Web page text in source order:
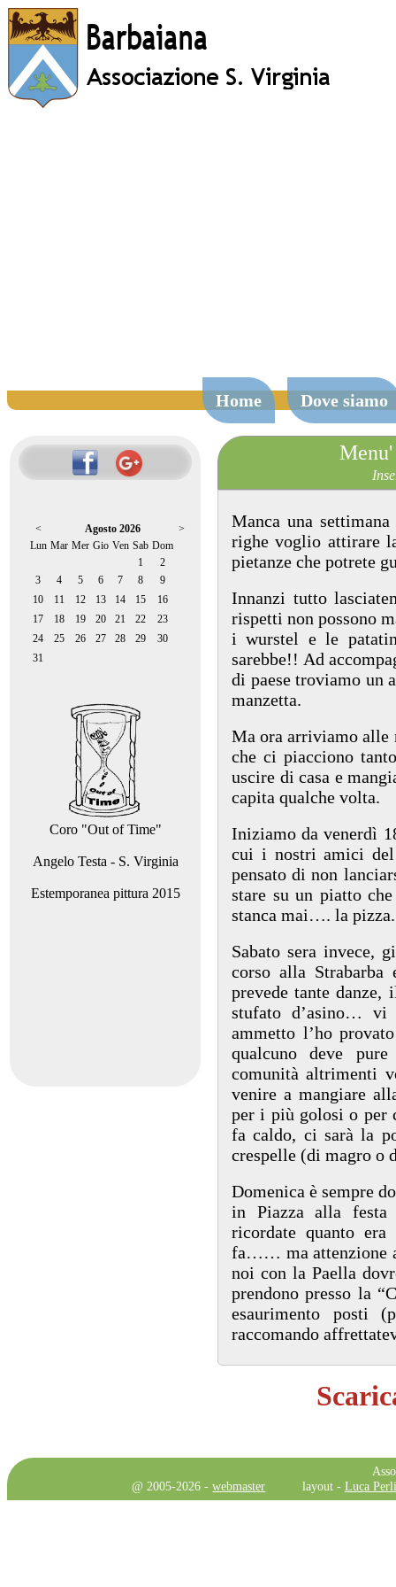
Home Dove siamo
< Agosto 2026
>
Lun Mar Mer Gio Ven Sab Dom
1
2
3
4 5 6 7 8
9
10
11 12 13 14 15
16
17
18 19 20 21 22
23
24
25 26 27 28 29
30
31
Coro "Out of Time"
Angelo Testa - S. Virginia
Estemporanea pittura 2015
Menu'
Manca una
righe voglio attirare
pietanze che potrete
Innanzi tutto
rispetti non possono
i wurstel e le
sarebbe!! Ad
di paese troviamo un
manzetta.
Ma ora arriviamo alle
che ci piacciono
uscire di casa e
capita qualche volta.
Iniziamo da venerdì
cui i nostri amici del
pensato di non
stare su un piatto
stanca mai…. la pizza.
Sabato sera invece,
corso alla Strabarba
prevede tante
stufato d’asino…
ammetto l’ho
qualcuno deve
comunità altrimenti
venire a mangiare
per i più golosi o per
fa caldo, ci sarà la
crespelle (di magro o
Domenica è sempre
in Piazza alla
ricordate quanto
fa…… ma attenzione
noi con la Paella
prendono presso la
esaurimento posti
raccomando
@ 2005-2026 -webmaster layout - Luca